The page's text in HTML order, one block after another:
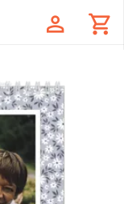
profile shopping_cart